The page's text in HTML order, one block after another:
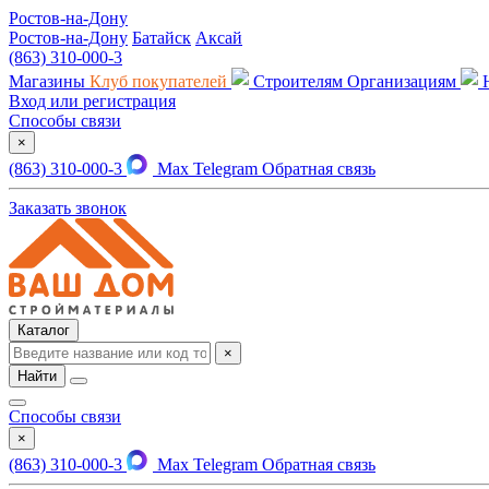
Ростов-на-Дону
Ростов-на-Дону Батайск Аксай
(863) 310-000-3
Магазины Клуб покупателей Строителям Организациям
Вход или регистрация
Способы связи
×
(863) 310-000-3 Max Telegram Обратная связь
Заказать звонок
Каталог
×
Найти
Способы связи
×
(863) 310-000-3 Max Telegram Обратная связь